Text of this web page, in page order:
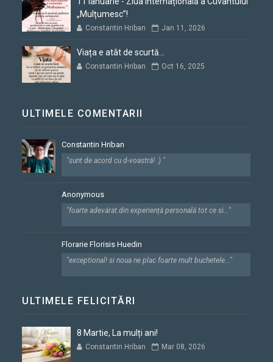
„Mulțumesc”!
Constantin Hriban Jan 11, 2026
Viața e atât de scurtă...
Constantin Hriban Oct 16, 2025
ULTIMELE COMENTARII
Constantin Hriban
"sunt de acord cu d-voastră! :) "
Anonymous
"foarte adevărat.din experiență personală tot ce si..."
Florarie Florisis Huedin
"exceptional! si noua ne plac foarte mult buchetele..."
ULTIMELE FELICITĂRI
8 Martie, La mulți ani!
Constantin Hriban Mar 08, 2026